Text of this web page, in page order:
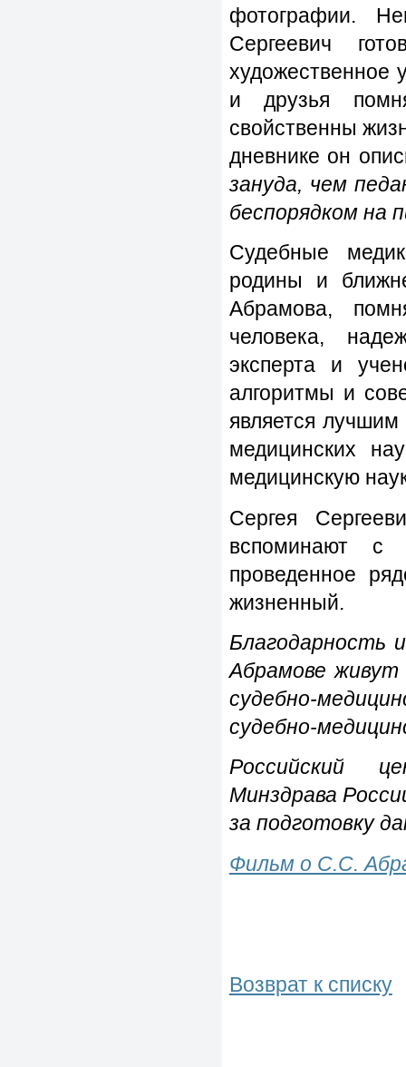
фотографии.
Сергеевич
художественное
и друзья
свойственны
дневнике он
зануда, чем
беспорядком на
Судебные
родины и
Абрамова,
человека,
эксперта и
алгоритмы и
является лучшим
медицинских
медицинскую
Сергея
вспоминают с
проведенное
жизненный.
Благодарность
Абрамове живут
судебно-
судебно-
Российский
Минздрава
за подготовку
Фильм о С.С.
Возврат к списку